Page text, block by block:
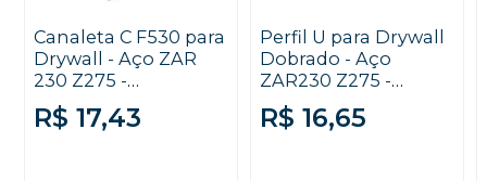
Canaleta C F530 para
Drywall - Aço ZAR
230 Z275 -
0,50x3000mm
R$ 17,43
Perfil U para Drywall
Dobrado - Aço
ZAR230 Z275 -
20x30x0,50x3000mm
R$ 16,65